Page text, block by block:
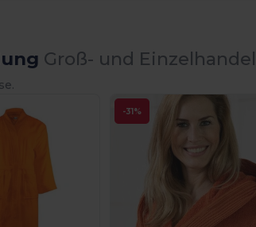
Groß- und Einzelhandel
-31%